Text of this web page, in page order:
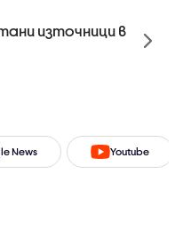
източници в
News Youtube